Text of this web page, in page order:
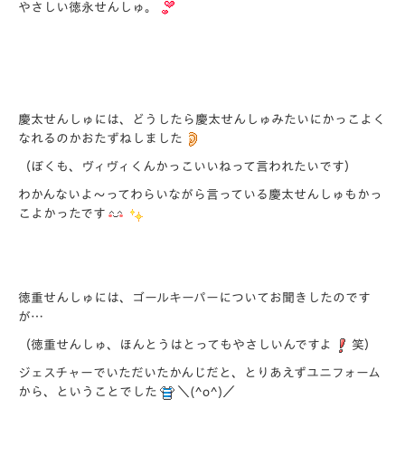
やさしい徳永せんしゅ。
慶太せんしゅには、どうしたら慶太せんしゅみたいにかっこよく
なれるのかおたずねしました
（ぼくも、ヴィヴィくんかっこいいねって言われたいです）
わかんないよ～ってわらいながら言っている慶太せんしゅもかっ
こよかったです
徳重せんしゅには、ゴールキーパーについてお聞きしたのです
が…
（徳重せんしゅ、ほんとうはとってもやさしいんですよ 笑）
ジェスチャーでいただいたかんじだと、とりあえずユニフォーム
から、ということでした
＼(^o^)／